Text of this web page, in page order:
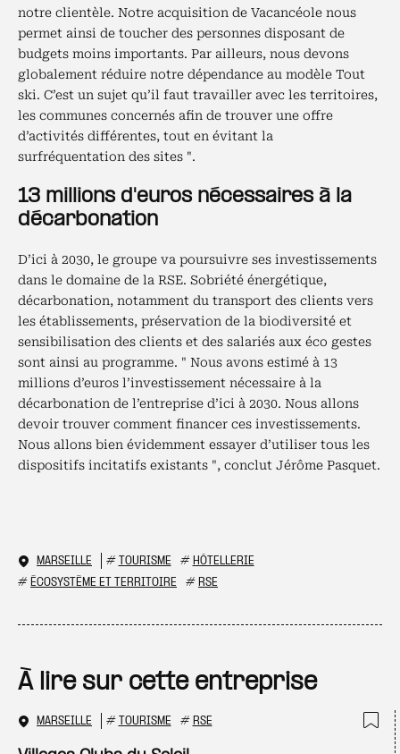
notre clientèle. Notre acquisition de Vacancéole nous
permet ainsi de toucher des personnes disposant de
budgets moins importants. Par ailleurs, nous devons
globalement réduire notre dépendance au modèle Tout
ski. C’est un sujet qu’il faut travailler avec les territoires,
les communes concernés afin de trouver une offre
d’activités différentes, tout en évitant la
surfréquentation des sites ".
13 millions d'euros nécessaires à la
décarbonation
D’ici à 2030, le groupe va poursuivre ses investissements
dans le domaine de la RSE. Sobriété énergétique,
décarbonation, notamment du transport des clients vers
les établissements, préservation de la biodiversité et
sensibilisation des clients et des salariés aux éco gestes
sont ainsi au programme. " Nous avons estimé à 13
millions d’euros l’investissement nécessaire à la
décarbonation de l’entreprise d’ici à 2030. Nous allons
devoir trouver comment financer ces investissements.
Nous allons bien évidemment essayer d’utiliser tous les
dispositifs incitatifs existants ", conclut Jérôme Pasquet.
MARSEILLE # TOURISME # HÔTELLERIE
# ÉCOSYSTÈME ET TERRITOIRE # RSE
À lire sur cette entreprise
MARSEILLE # TOURISME # RSE